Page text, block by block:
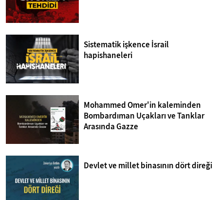
Sistematik işkence İsrail
hapishaneleri
Mohammed Omer'in kaleminden
Bombardıman Uçakları ve Tanklar
Arasında Gazze
Devlet ve millet binasının dört direği